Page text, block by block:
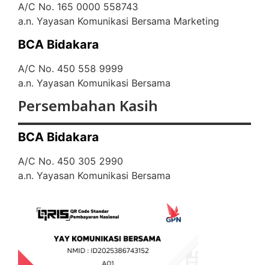
A/C No. 165 0000 558743
a.n. Yayasan Komunikasi Bersama Marketing
BCA Bidakara
A/C No. 450 558 9999
a.n. Yayasan Komunikasi Bersama
Persembahan Kasih
BCA Bidakara
A/C No. 450 305 2990
a.n. Yayasan Komunikasi Bersama